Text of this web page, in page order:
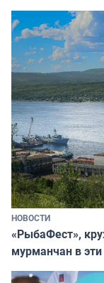
НОВОСТИ
«РыбаФест»,
мурманчан в